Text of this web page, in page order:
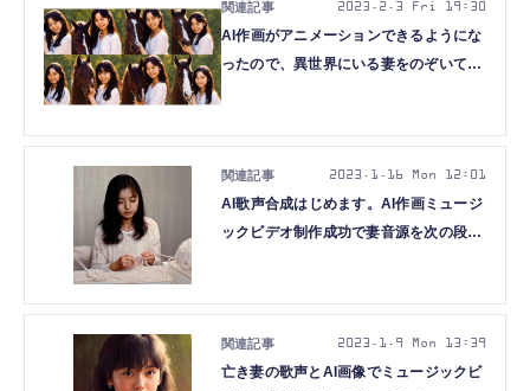
AI作画がアニメーションできるようにな
ったので、異世界にいる妻をのぞいてみ
2023.2.3 Fri 19:30
AI歌声合成はじめます。AI作画ミュージ
ックビデオ制作成功で妻音源を次の段階
2023.1.16 Mon 12:01
亡き妻の歌声とAI画像でミュージックビ
2023.1.9 Mon 13:39